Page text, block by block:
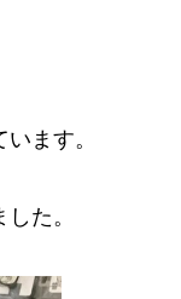
ます。
た。